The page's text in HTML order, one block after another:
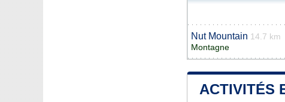
Nut Mountain 14.7 km
Montagne
ACTIVITÉS